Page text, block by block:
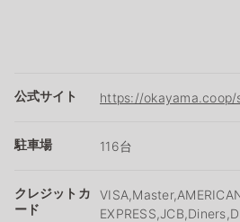
公式サイト https://
駐車場 116台
クレジットカ
ード